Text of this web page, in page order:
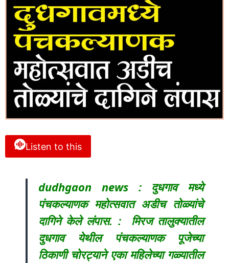
Listen to this
dudhgaon news : दुधगाव मध्ये
पंचकल्याणक महोत्सवात अडीच तोळ्यांचे
दागिने केले लंपास. : मिरज तालुक्यातील
दुधगाव येथील पंचकल्याणक पूजेच्या
ठिकाणी चोरट्याने एका महिलेच्या गळ्यातील